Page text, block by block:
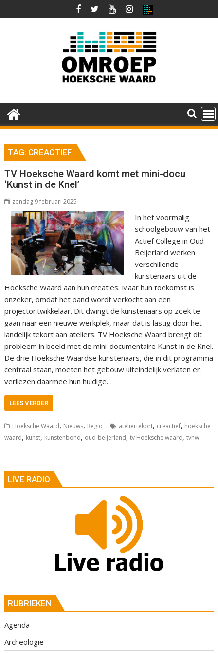
naar
TAG: CREACTIEF
TV Hoeksche Waard komt met mini-docu
‘Kunst in de Knel’
zondag 9 februari 2025
In het voormalig
schoolgebouw van het
Actief College in Oud-
Beijerland werken
verschillende
kunstenaars uit de
Hoeksche Waard aan hun creaties. Maar hun toekomst is
onzeker, omdat het pand wordt verkocht aan een
projectontwikkelaar. Dit dwingt de kunstenaars op zoek te
gaan naar een nieuwe werkplek, maar dat is lastig door het
landelijk tekort aan ateliers. TV Hoeksche Waard brengt dit
probleem in beeld met de mini-documentaire Kunst in de Knel.
De drie Hoeksche Waardse kunstenaars, die in dit programma
centraal staan, moeten het gebouw uiteindelijk verlaten en
verliezen daarmee hun huidige…
LEES VERDER
Hoeksche Waard, Nieuws, Regio ateliertekort, creactief, hoeksche
waard, kunst, kunstenbond, oud-beijerland,tv Hoeksche waard,tvhw
LIVE RADIO
RUBRIEKEN
Agenda
Archeologie